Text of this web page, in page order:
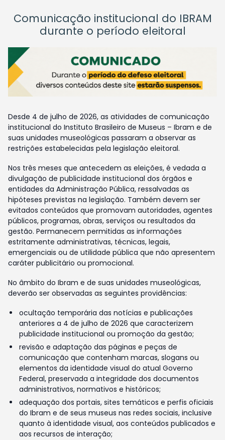
Comunicação institucional do IBRAM
durante o período eleitoral
Desde 4 de julho de 2026, as atividades de comunicação
institucional do Instituto Brasileiro de Museus – Ibram e de
suas unidades museológicas passaram a observar as
restrições estabelecidas pela legislação eleitoral.
Nos três meses que antecedem as eleições, é vedada a
divulgação de publicidade institucional dos órgãos e
entidades da Administração Pública, ressalvadas as
hipóteses previstas na legislação. Também devem ser
evitados conteúdos que promovam autoridades, agentes
públicos, programas, obras, serviços ou resultados da
gestão. Permanecem permitidas as informações
estritamente administrativas, técnicas, legais,
emergenciais ou de utilidade pública que não apresentem
caráter publicitário ou promocional.
No âmbito do Ibram e de suas unidades museológicas,
deverão ser observadas as seguintes providências:
ocultação temporária das notícias e publicações
anteriores a 4 de julho de 2026 que caracterizem
publicidade institucional ou promoção da gestão;
revisão e adaptação das páginas e peças de
comunicação que contenham marcas, slogans ou
elementos da identidade visual do atual Governo
Federal, preservada a integridade dos documentos
administrativos, normativos e históricos;
adequação dos portais, sites temáticos e perfis oficiais
do Ibram e de seus museus nas redes sociais, inclusive
quanto à identidade visual, aos conteúdos publicados e
aos recursos de interação;